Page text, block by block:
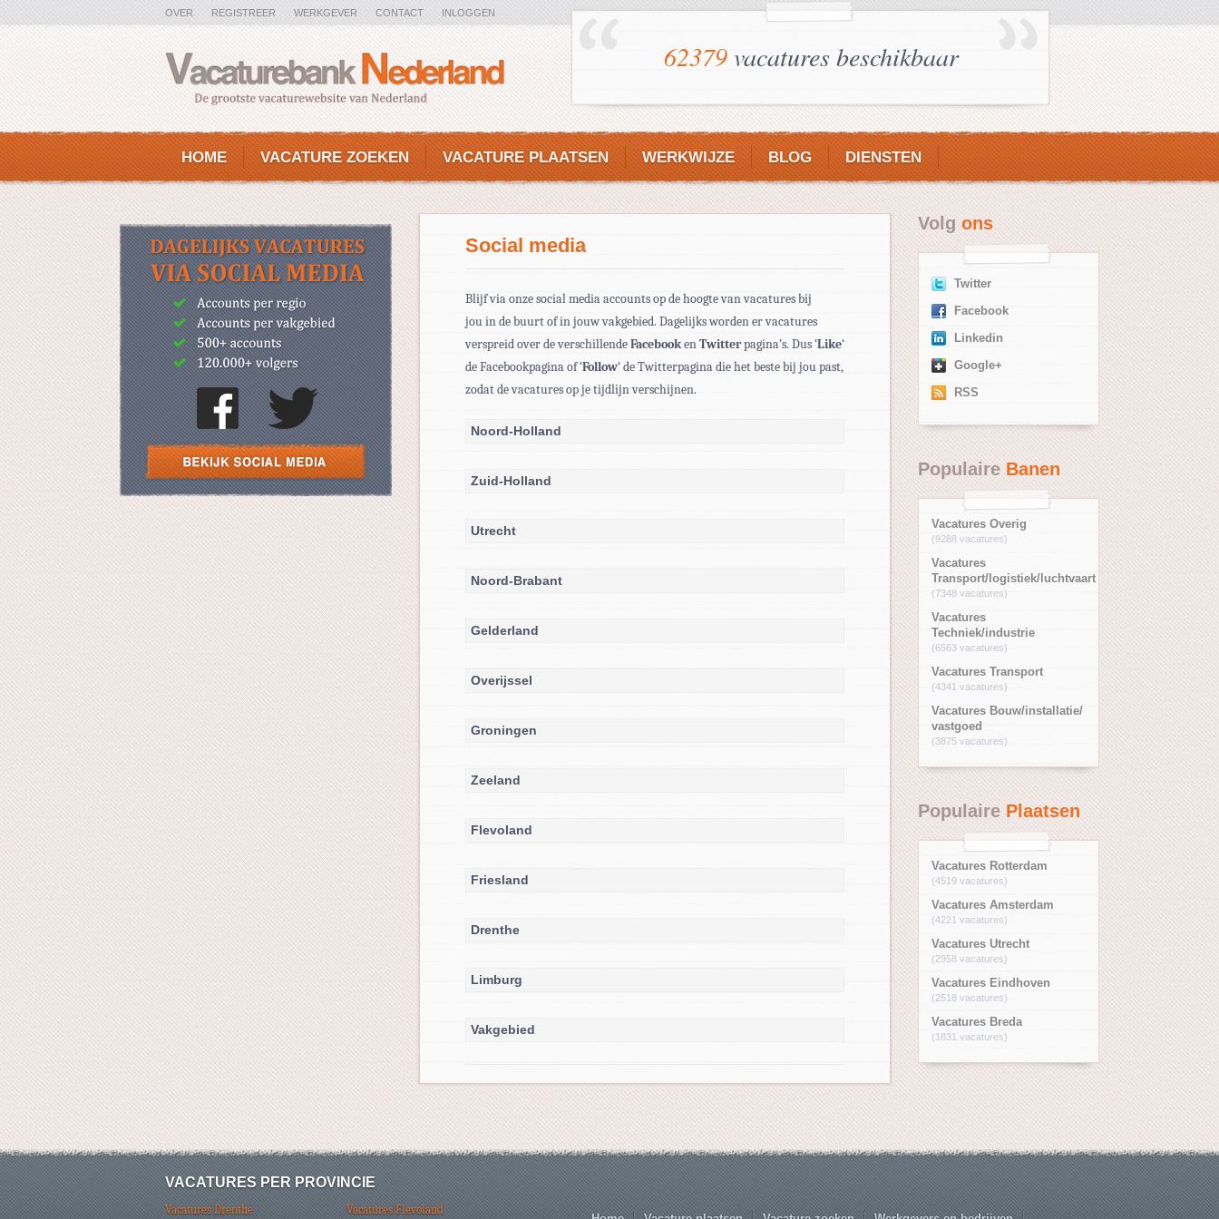
OVER REGISTREER WERKGEVER CONTACT INLOGGEN
62379vacatures beschikbaar
HOME VACATURE ZOEKEN VACATURE PLAATSEN WERKWIJZE BLOG DIENSTEN
Social media
Blijf via onze social media accounts op de hoogte van vacatures bij
jou in de buurt of in jouw vakgebied. Dagelijks worden er vacatures
verspreid over de verschillendeFacebookenTwitterpagina’s. Dus ‘Like‘
de Facebookpagina of ‘Follow‘ de Twitterpagina die het beste bij jou past,
zodat de vacatures op je tijdlijn verschijnen.
Noord-Holland
Zuid-Holland
Utrecht
Noord-Brabant
Gelderland
Overijssel
Groningen
Zeeland
Flevoland
Friesland
Drenthe
Limburg
Vakgebied
Volg ons
Twitter
Facebook
Linkedin
Google+
RSS
Populaire Banen
Vacatures Overig
(9288 vacatures)
Vacatures
Transport/logistiek/luchtvaart
(7348 vacatures)
Vacatures
Techniek/industrie
(6563 vacatures)
Vacatures Transport
(4341 vacatures)
Vacatures Bouw/installatie/
vastgoed
(3875 vacatures)
PopulairePlaatsen
Vacatures Rotterdam
(4519 vacatures)
Vacatures Amsterdam
(4221 vacatures)
Vacatures Utrecht
(2958 vacatures)
Vacatures Eindhoven
(2518 vacatures)
Vacatures Breda
(1831 vacatures)
VACATURES PER PROVINCIE
Vacatures Drenthe Vacatures Flevoland